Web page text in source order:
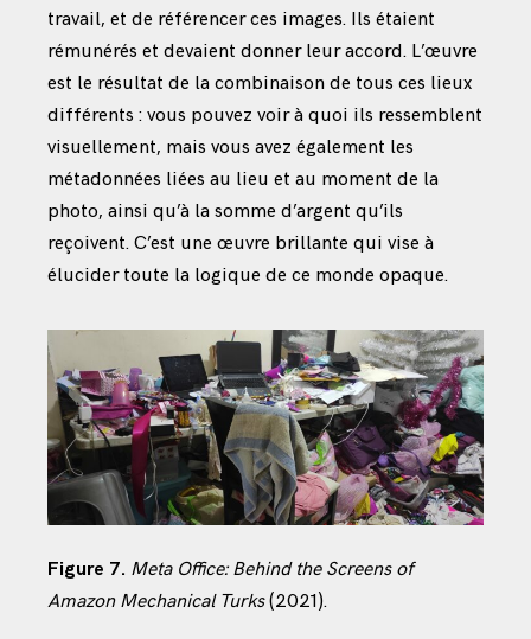
travail, et de référencer ces images. Ils étaient
rémunérés et devaient donner leur accord. L’œuvre
est le résultat de la combinaison de tous ces lieux
différents : vous pouvez voir à quoi ils ressemblent
visuellement, mais vous avez également les
métadonnées liées au lieu et au moment de la
photo, ainsi qu’à la somme d’argent qu’ils
reçoivent. C’est une œuvre brillante qui vise à
élucider toute la logique de ce monde opaque.
Figure 7. Meta Office: Behind the Screens of
Amazon Mechanical Turks(2021).